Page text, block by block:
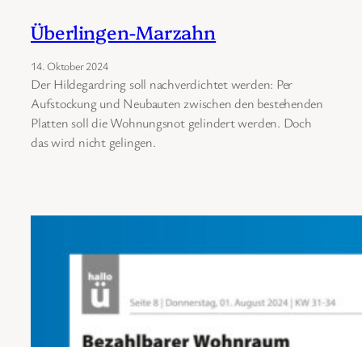
Überlingen-Marzahn
14. Oktober 2024
Der Hildegardring soll nachverdichtet werden: Per
Aufstockung und Neubauten zwischen den bestehenden
Platten soll die Wohnungsnot gelindert werden. Doch
das wird nicht gelingen.